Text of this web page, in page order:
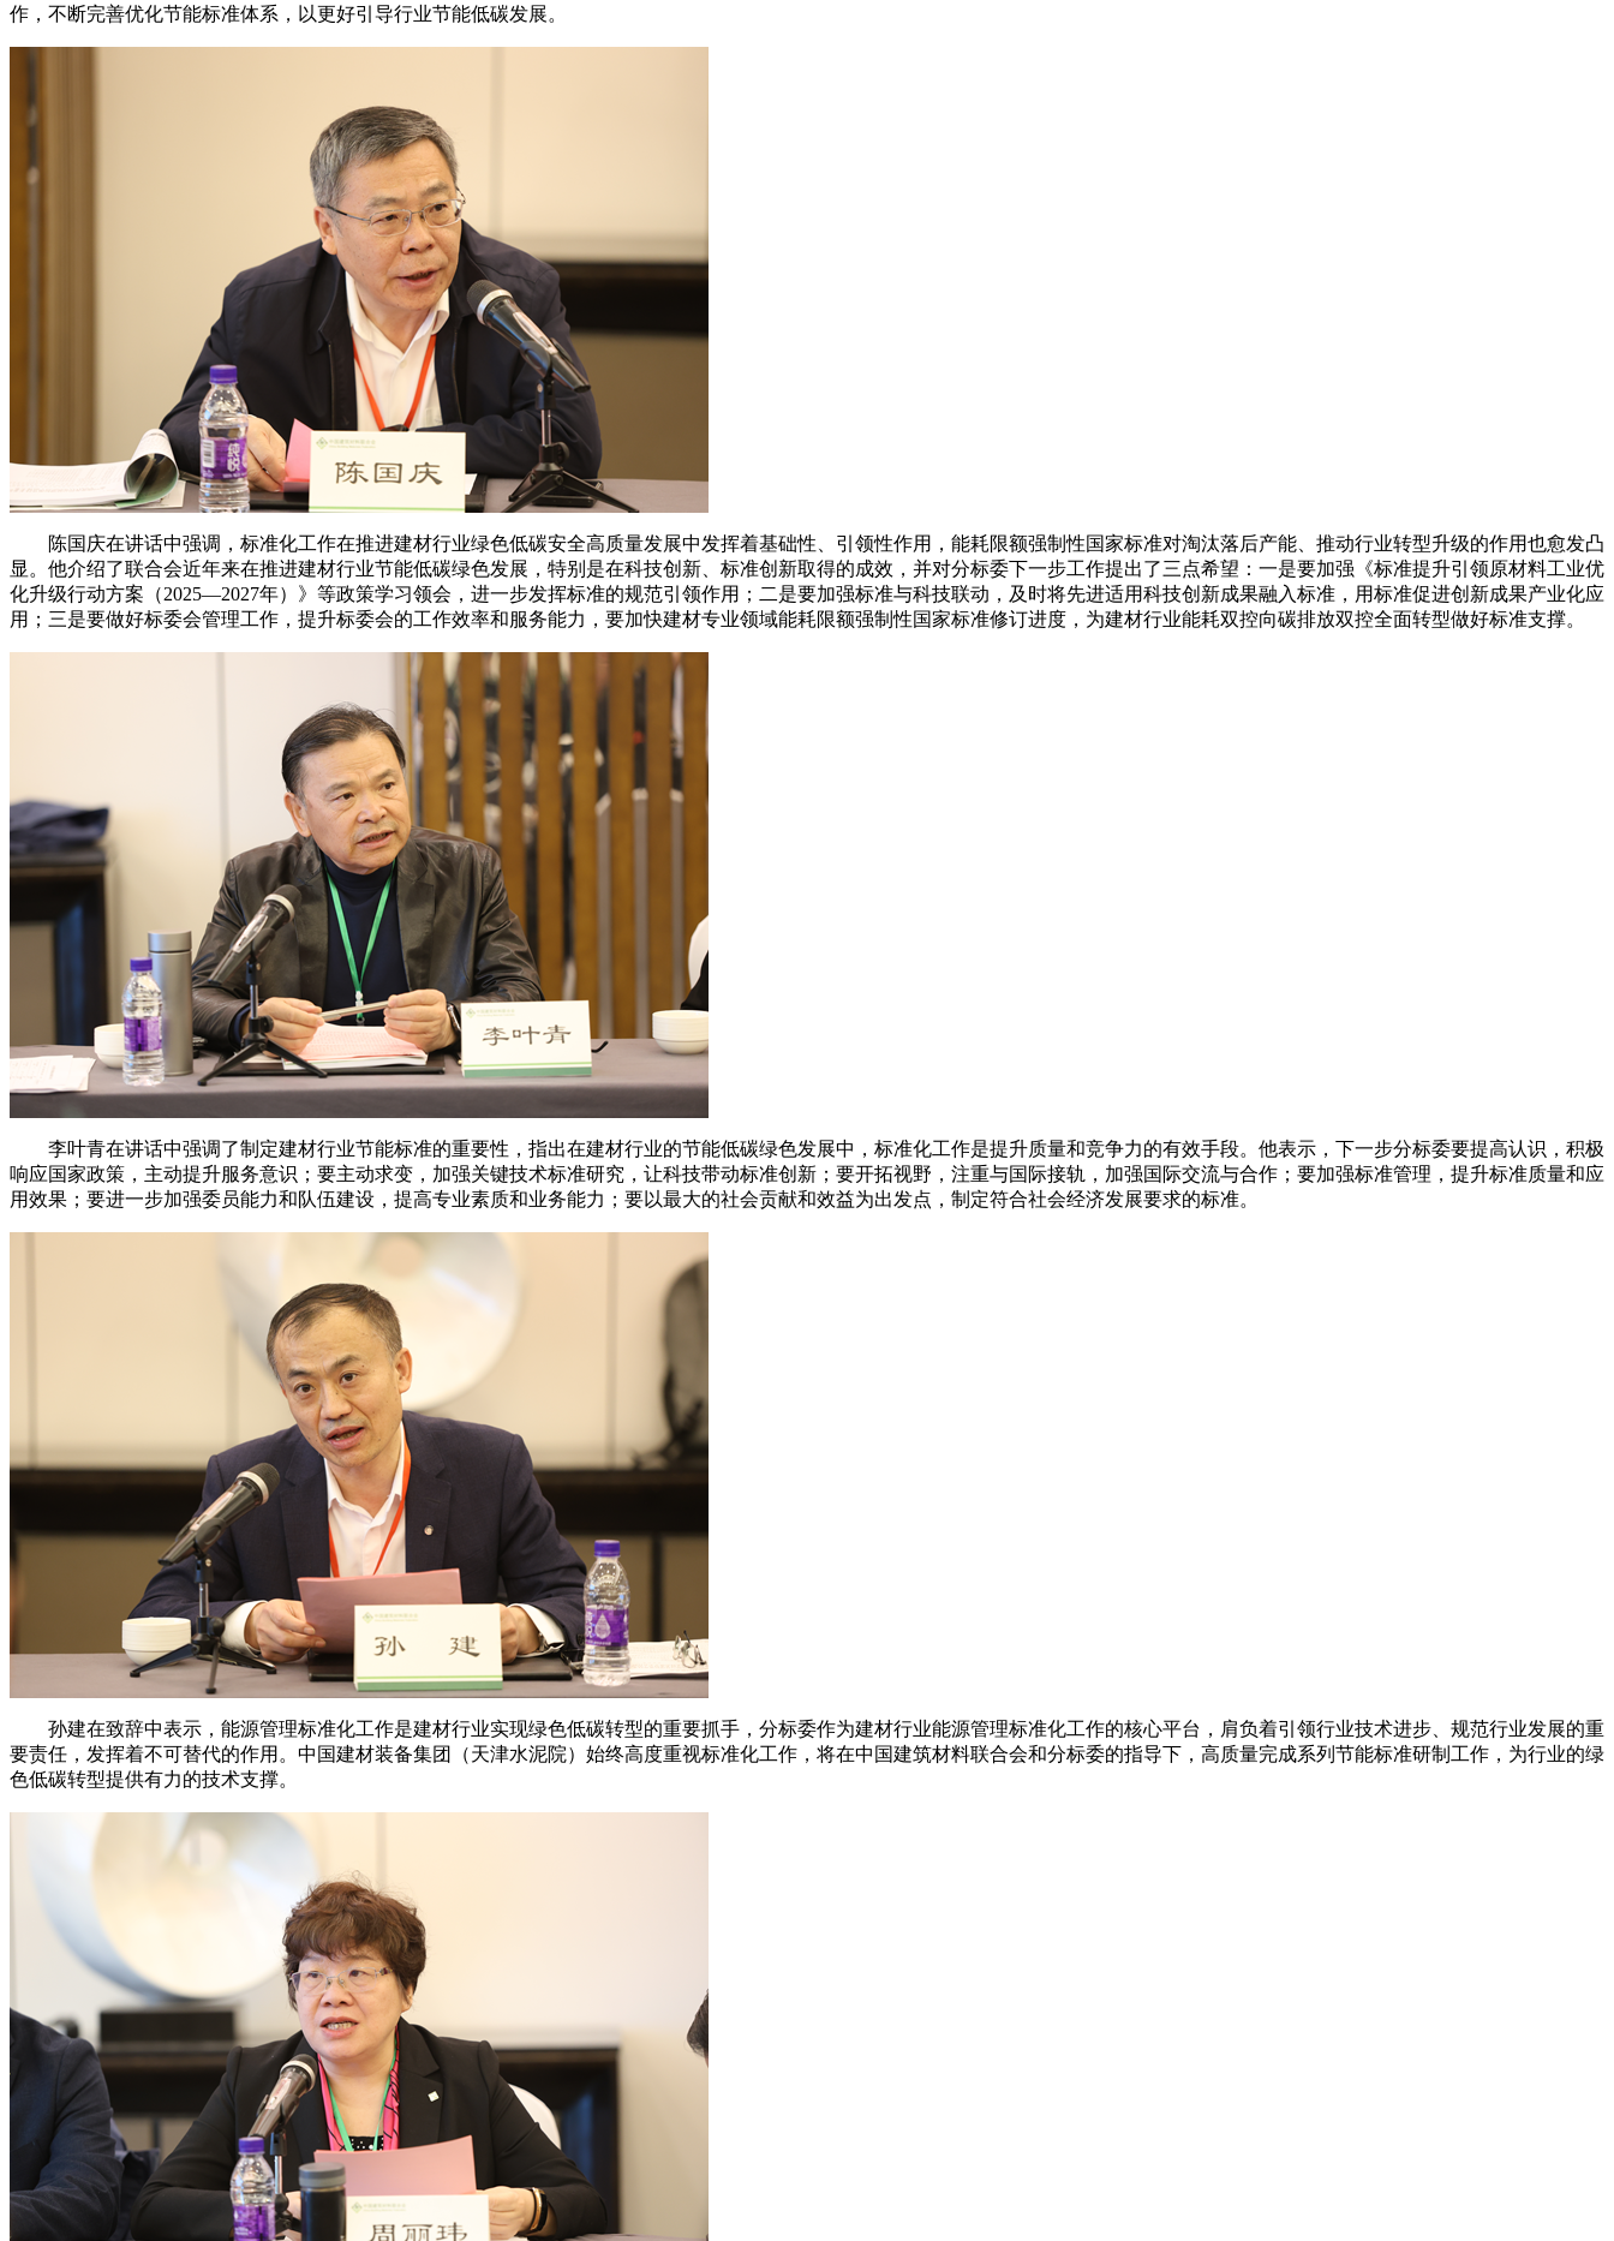
作，不断完善优化节能标准体系，以更好引导行业节能低碳发展。
陈国庆在讲话中强调，标准化工作在推进建材行业绿色低碳安全高质量发展中发挥着基础性、引领性作用，能耗限额强制性国家标准对淘汰落后产能、推动行业转型升级的作用也愈发凸
显。他介绍了联合会近年来在推进建材行业节能低碳绿色发展，特别是在科技创新、标准创新取得的成效，并对分标委下一步工作提出了三点希望：一是要加强《标准提升引领原材料工业优
化升级行动方案（2025—2027年）》等政策学习领会，进一步发挥标准的规范引领作用；二是要加强标准与科技联动，及时将先进适用科技创新成果融入标准，用标准促进创新成果产业化应
用；三是要做好标委会管理工作，提升标委会的工作效率和服务能力，要加快建材专业领域能耗限额强制性国家标准修订进度，为建材行业能耗双控向碳排放双控全面转型做好标准支撑。
李叶青在讲话中强调了制定建材行业节能标准的重要性，指出在建材行业的节能低碳绿色发展中，标准化工作是提升质量和竞争力的有效手段。他表示，下一步分标委要提高认识，积极
响应国家政策，主动提升服务意识；要主动求变，加强关键技术标准研究，让科技带动标准创新；要开拓视野，注重与国际接轨，加强国际交流与合作；要加强标准管理，提升标准质量和应
用效果；要进一步加强委员能力和队伍建设，提高专业素质和业务能力；要以最大的社会贡献和效益为出发点，制定符合社会经济发展要求的标准。
孙建在致辞中表示，能源管理标准化工作是建材行业实现绿色低碳转型的重要抓手，分标委作为建材行业能源管理标准化工作的核心平台，肩负着引领行业技术进步、规范行业发展的重
要责任，发挥着不可替代的作用。中国建材装备集团（天津水泥院）始终高度重视标准化工作，将在中国建筑材料联合会和分标委的指导下，高质量完成系列节能标准研制工作，为行业的绿
色低碳转型提供有力的技术支撑。